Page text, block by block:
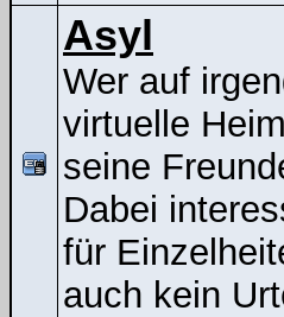
Asyl
Wer auf
virtuelle
seine
Dabei
für
auch kein